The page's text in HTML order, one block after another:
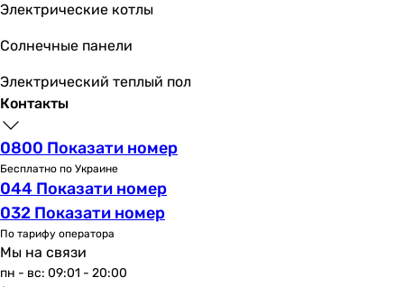
Электрические котлы
Солнечные панели
Электрический теплый пол
Контакты
0800 Показати номер
Бесплатно по Украине
044 Показати номер
032 Показати номер
По тарифу оператора
Мы на связи
пн - вс: 09:01 - 20:00